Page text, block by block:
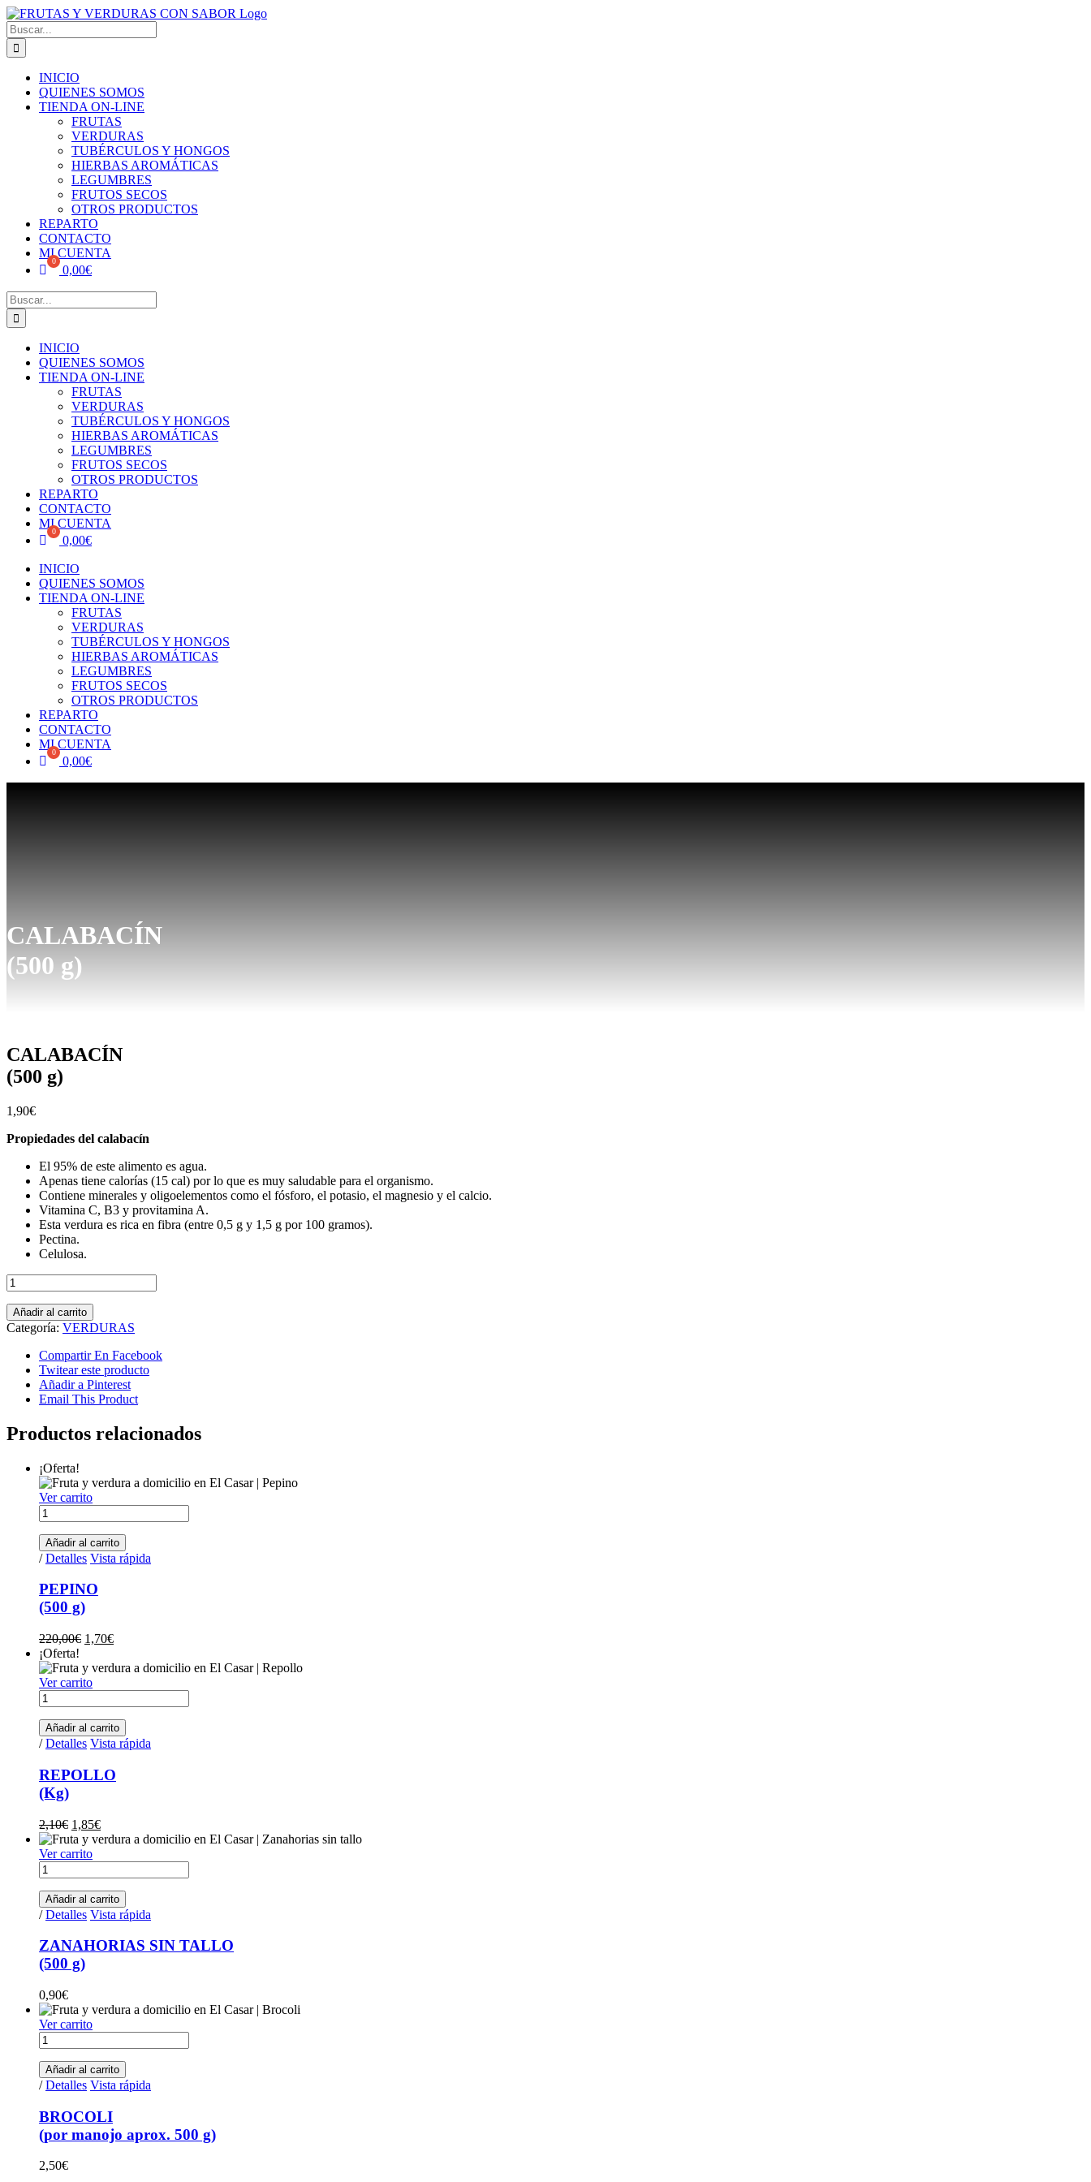
Skip
to
content
Buscar:
INICIO
QUIENES SOMOS
TIENDA ON-LINE
FRUTAS
VERDURAS
TUBÉRCULOS Y HONGOS
HIERBAS AROMÁTICAS
LEGUMBRES
FRUTOS SECOS
OTROS PRODUCTOS
REPARTO
CONTACTO
MI CUENTA
0,00€
Buscar:
INICIO
QUIENES SOMOS
TIENDA ON-LINE
FRUTAS
VERDURAS
TUBÉRCULOS Y HONGOS
HIERBAS AROMÁTICAS
LEGUMBRES
FRUTOS SECOS
OTROS PRODUCTOS
REPARTO
CONTACTO
MI CUENTA
0,00€
INICIO
QUIENES SOMOS
TIENDA ON-LINE
FRUTAS
VERDURAS
TUBÉRCULOS Y HONGOS
HIERBAS AROMÁTICAS
LEGUMBRES
FRUTOS SECOS
OTROS PRODUCTOS
REPARTO
CONTACTO
MI CUENTA
0,00€
CALABACÍN
(500 g)
CALABACÍN
(500 g)
1,90€
Propiedades del calabacín
El 95% de este alimento es agua.
Apenas tiene calorías (15 cal) por lo que es muy saludable para el organismo.
Contiene minerales y oligoelementos como el fósforo, el potasio, el magnesio y el calcio.
Vitamina C, B3 y provitamina A.
Esta verdura es rica en fibra (entre 0,5 g y 1,5 g por 100 gramos).
Pectina.
Celulosa.
CALABACÍN(500
g)
cantidad
Añadir al carrito
Categoría: VERDURAS
Compartir En Facebook
Twitear este producto
Añadir a Pinterest
Email This Product
Productos relacionados
¡Oferta!
Ver carrito
PEPINO(500
g)
cantidad
Añadir al carrito
/ Detalles Vista rápida
PEPINO
(500 g)
220,00€ El
original
era:
1,70€El
actual
¡Oferta!
Ver carrito
REPOLLO(Kg)
cantidad
Añadir al carrito
/ Detalles Vista rápida
REPOLLO
(Kg)
2,10€ El
precio
original
2,10€.
1,85€El
precio
1,85€.
Ver carrito
ZANAHORIAS
SIN
TALLO(500
g)
Añadir al carrito
/ Detalles Vista rápida
ZANAHORIAS SIN TALLO
(500 g)
0,90€
Ver carrito
BROCOLI(por
manojo
aprox.
500
cantidad
Añadir al carrito
/ Detalles Vista rápida
BROCOLI
(por manojo aprox. 500 g)
2,50€